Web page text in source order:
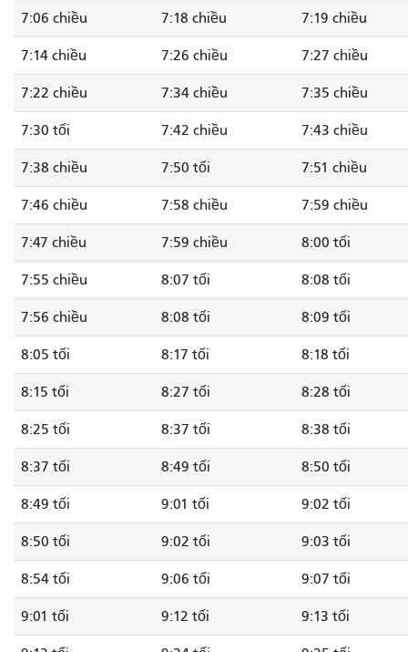
7:06 chiều 7:18 chiều 7:19 chiều
7:14 chiều 7:26 chiều 7:27 chiều
7:22 chiều 7:34 chiều 7:35 chiều
7:30 tối 7:42 chiều 7:43 chiều
7:38 chiều 7:50 tối 7:51 chiều
7:46 chiều 7:58 chiều 7:59 chiều
7:47 chiều 7:59 chiều 8:00 tối
7:55 chiều 8:07 tối 8:08 tối
7:56 chiều 8:08 tối 8:09 tối
8:05 tối 8:17 tối 8:18 tối
8:15 tối 8:27 tối 8:28 tối
8:25 tối 8:37 tối 8:38 tối
8:37 tối 8:49 tối 8:50 tối
8:49 tối 9:01 tối 9:02 tối
8:50 tối 9:02 tối 9:03 tối
8:54 tối 9:06 tối 9:07 tối
9:01 tối 9:12 tối 9:13 tối